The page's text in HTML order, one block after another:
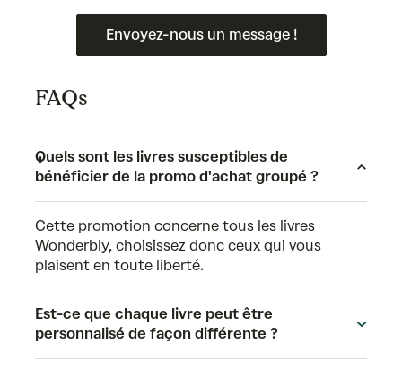
Envoyez-nous un message !
FAQs
Quels sont les livres susceptibles de
bénéficier de la promo d'achat groupé ?
Cette promotion concerne tous les livres
Wonderbly, choisissez donc ceux qui vous
plaisent en toute liberté.
Est-ce que chaque livre peut être
personnalisé de façon différente ?